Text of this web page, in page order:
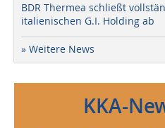
BDR Thermea schließt
italienischen G.I. Holding ab
» Weitere News
KKA-